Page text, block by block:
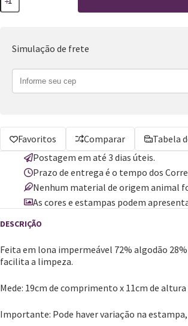
Simulação de frete
Favoritos Comparar
Tabela
Postagem em até 3 dias úteis.
Prazo de entrega é o tempo dos
Nenhum material de origem animal
As cores e estampas podem
Feita em lona impermeável 72% algodão
facilita a limpeza.
Mede: 19cm de comprimento x 11cm de
​Importante: Pode haver variação na